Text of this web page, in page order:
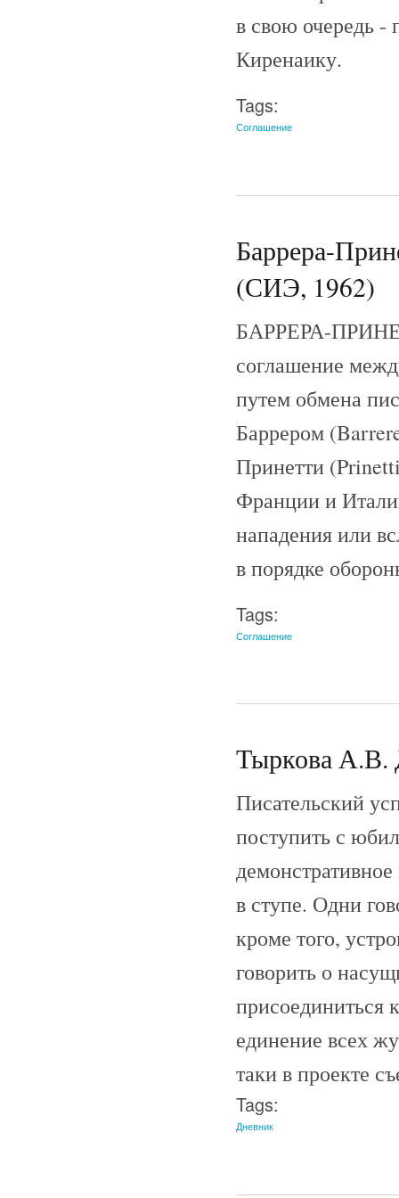
в свою очередь -
Киренаику.
Tags:
Соглашение
Баррера-
(СИЭ, 1962)
БАРРЕРА-
соглашение
путем обмена
Баррером
Принетти
Франции и
нападения или
в порядке
Tags:
Соглашение
Тыркова А.В.
Писательский
поступить с
в ступе. Одни
кроме того,
говорить о
присоединиться
единение всех
таки в проекте
Tags:
Дневник